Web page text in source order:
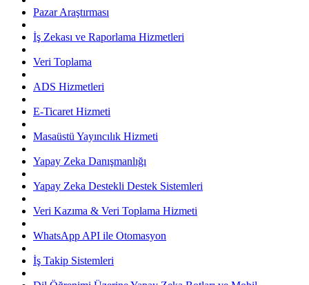
Pazar Araştırması
İş Zekası ve Raporlama Hizmetleri
Veri Toplama
ADS Hizmetleri
E-Ticaret Hizmeti
Masaüstü Yayıncılık Hizmeti
Yapay Zeka Danışmanlığı
Yapay Zeka Destekli Destek Sistemleri
Veri Kazıma & Veri Toplama Hizmeti
WhatsApp API ile Otomasyon
İş Takip Sistemleri